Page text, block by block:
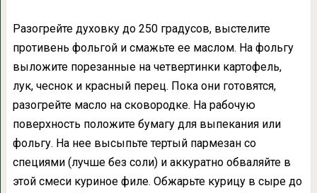
Разогрейте духовку до 250 градусов, выстелите
противень фольгой и смажьте ее маслом. На фольгу
выложите порезанные на четвертинки картофель,
лук, чеснок и красный перец. Пока они готовятся,
разогрейте масло на сковородке. На рабочую
поверхность положите бумагу для выпекания или
фольгу. На нее высыпьте тертый пармезан со
специями (лучше без соли) и аккуратно обваляйте в
этой смеси куриное филе. Обжарьте курицу в сыре до